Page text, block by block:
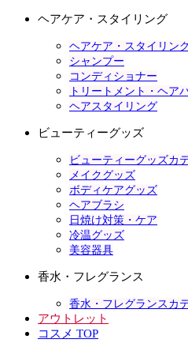
ヘアケア・スタイリング
ヘアケア・スタイリン
シャンプー
コンディショナー
トリートメント・ヘア
ヘアスタイリング
ビューティーグッズ
ビューティーグッズカ
メイクグッズ
ボディケアグッズ
ヘアブラシ
日焼け対策・ケア
冷温グッズ
美容器具
香水・フレグランス
香水・フレグランスカ
アウトレット
コスメ TOP